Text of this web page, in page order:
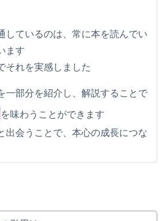
しているのは、常に本を読んでい
ます
それを実感しました
一部分を紹介し、解説することで
を味わうことができます
出会うことで、本心の成長につな